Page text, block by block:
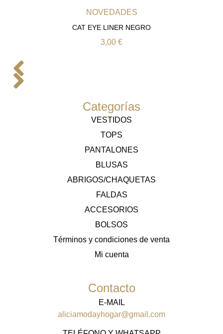
NOVEDADES
CAT EYE LINER NEGRO
3,00 €
Categorías
VESTIDOS
TOPS
PANTALONES
BLUSAS
ABRIGOS/CHAQUETAS
FALDAS
ACCESORIOS
BOLSOS
Términos y condiciones de venta
Mi cuenta
Contacto
E-MAIL
aliciamodayhogar@gmail.com